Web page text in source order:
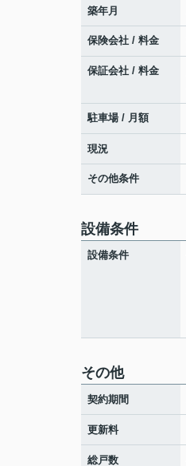
築年月
保険会社 / 料金
保証会社 / 料金
駐車場 / 月額
現況
その他条件
設備条件
設備条件
その他
契約期間
更新料
総戸数